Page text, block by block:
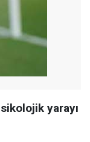
yarayı